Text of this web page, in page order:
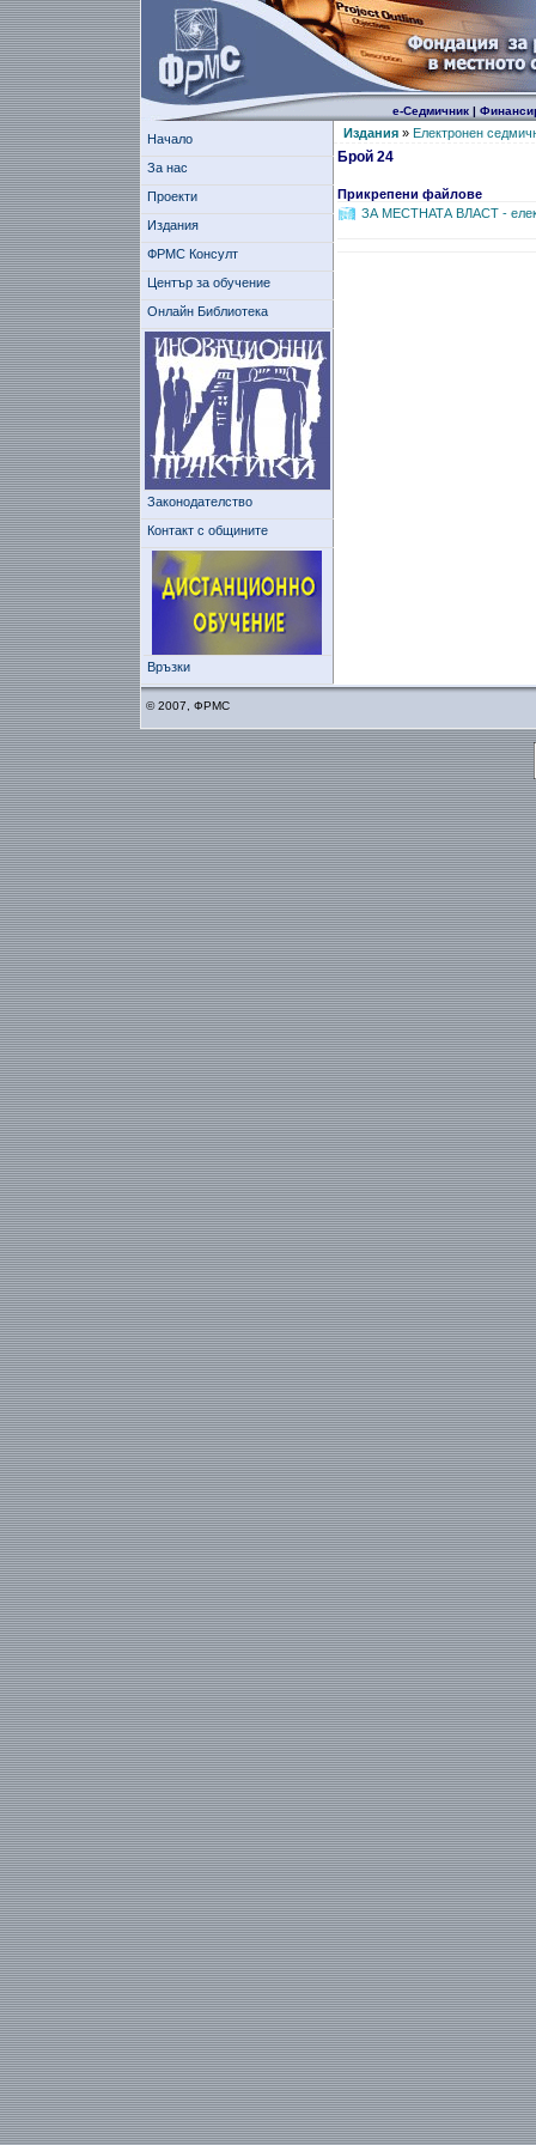
е-Седмичник|
Начало
За нас
Проекти
Издания
ФРМС Консулт
Център за обучение
Онлайн Библиотека
Законодателство
Контакт с общините
Връзки
Издания» Електронен
Брой 24
Прикрепени файлове
ЗА МЕСТНАТА ВЛAСТ -
© 2007, ФРМС